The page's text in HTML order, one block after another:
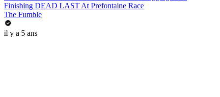
Finishing DEAD LAST At Prefontaine Race
The Fumble
il y a 5 ans